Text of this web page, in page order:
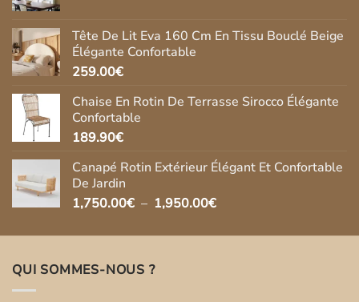
était :
269.90€.
est :
237.00€.
Tête De Lit Eva 160 Cm En Tissu Bouclé Beige
Élégante Confortable
259.00€
Chaise En Rotin De Terrasse Sirocco Élégante
Confortable
189.90€
Canapé Rotin Extérieur Élégant Et Confortable
De Jardin
1,750.00€ – 1,950.00€Plage
prix :
QUI SOMMES-NOUS ?